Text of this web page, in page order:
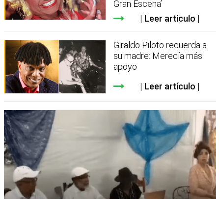
Gran Escena’
Leer artículo
Giraldo Piloto recuerda a
su madre: Merecía más
apoyo
Leer artículo